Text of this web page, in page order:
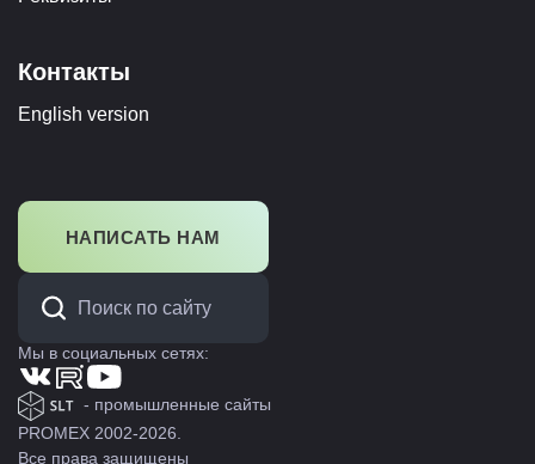
Контакты
English version
НАПИСАТЬ НАМ
Мы в социальных сетях:
- промышленные сайты
PROMEX 2002-2026.
Все права защищены